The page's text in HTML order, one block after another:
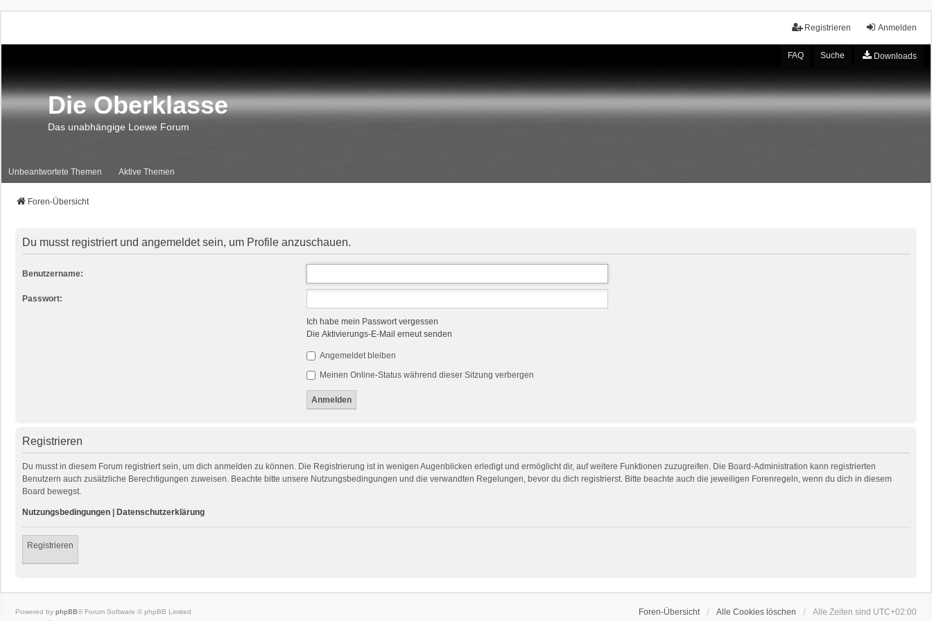
Anmelden
Registrieren
FAQ Suche Downloads
Die Oberklasse
Das unabhängige Loewe Forum
Unbeantwortete Themen Aktive Themen
Foren-Übersicht
Du musst registriert und angemeldet sein, um Profile anzuschauen.
Benutzername:
Passwort:
Ich habe mein Passwort vergessen
Die Aktivierungs-E-Mail erneut senden
Angemeldet bleiben
Meinen Online-Status während dieser Sitzung verbergen
Registrieren
Du musst in diesem Forum registriert sein, um dich anmelden zu können. Die Registrierung ist in wenigen Augenblicken erledigt und ermöglicht dir, auf weitere Funktionen zuzugreifen. Die Board-Administration kann registrierten
Benutzern auch zusätzliche Berechtigungen zuweisen. Beachte bitte unsere Nutzungsbedingungen und die verwandten Regelungen, bevor du dich registrierst. Bitte beachte auch die jeweiligen Forenregeln, wenn du dich in diesem
Board bewegst.
Nutzungsbedingungen Datenschutzerklärung
Registrieren
Foren-Übersicht Alle Cookies löschen Alle Zeiten sind UTC+02:00
Powered by phpBB® Forum Software © phpBB Limited